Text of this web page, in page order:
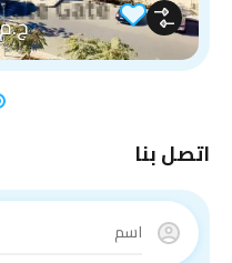
ج.م13,000
اتصل بنا